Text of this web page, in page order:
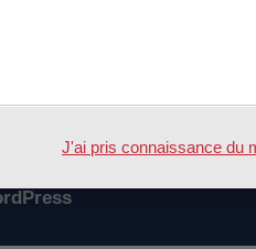
J'ai pris connaissance du